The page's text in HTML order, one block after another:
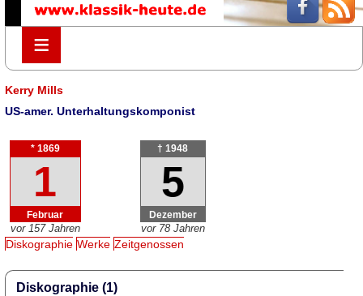
≡
≡
Kerry Mills
US-amer. Unterhaltungskomponist
* 1869
1
Februar
vor 157 Jahren
† 1948
5
Dezember
vor 78 Jahren
Diskographie Werke Zeitgenossen
Diskographie (1)